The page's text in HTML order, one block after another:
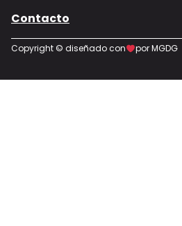
Contacto
Copyright © diseñado con por MGDG